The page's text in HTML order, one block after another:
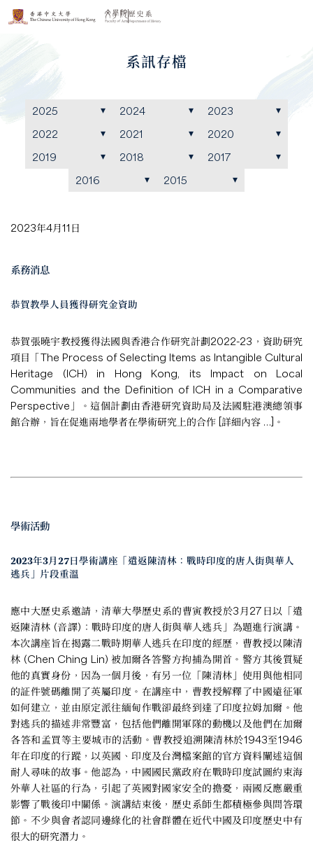
系訊存檔
2025 2024
2023
2022
2021
2020
2019
2018
2017
2016
2015
2023年4月11日
系務消息
恭賀教學人員獲得研究金資助
恭賀張曉宇教授獲得法國與香港合作研究計劃2022-23，資助研究
項目「The Process of Selecting Items as Intangible Cultural
Heritage (ICH) in Hong Kong, its Impact on Local
Communities and the Definition of ICH in a Comparative
Perspective」。這個計劃由香港研究資助局及法國駐港澳總領事
館合辦，旨在促進兩地學者在學術研究上的合作 [詳細內容 …]。
學術活動
2023年3月27日學術講座「遣返陳清林：戰時印度的唐人街與華人
逃兵」片段重溫
應中大歷史系邀請，清華大學歷史系的曹寅教授於3月27日以「遣
返陳清林 (音譯)：戰時印度的唐人街與華人逃兵」為題進行演講。
本次講座旨在揭露二戰時期華人逃兵在印度的經歷，曹教授以陳清
林 (Chen Ching Lin) 被加爾各答警方拘捕為開首。警方其後質疑
他的真實身份，因為一個月後，有另一位「陳清林」使用與他相同
的証件號碼離開了英屬印度。在講座中，曹教授解釋了中國遠征軍
如何建立，並由原定派往緬甸作戰卻最終到達了印度拉姆加爾。他
對逃兵的描述非常豐富，包括他們離開軍隊的動機以及他們在加爾
各答和孟買等主要城市的活動。曹教授追溯陳清林於1943至1946
年在印度的行蹤，以英國、印度及台灣檔案館的官方資料闡述這個
耐人尋味的故事。他認為，中國國民黨政府在戰時印度試圖約束海
外華人社區的行為，引起了英國對國家安全的擔憂，兩國反應嚴重
影響了戰後印中關係。演講結束後，歷史系師生都積極參與問答環
節。不少與會者認同邊緣化的社會群體在近代中國及印度歷史中有
很大的研究潛力。